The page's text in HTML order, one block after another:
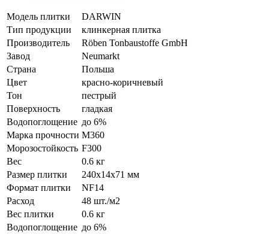
Модель плитки
DARWIN
Тип продукции
клинкерная плитка
Производитель
Röben Tonbaustoffe GmbH
Завод
Neumarkt
Страна
Польша
Цвет
красно-коричневый
Тон
пестрый
Поверхность
гладкая
Водопоглощение до 6%
Марка прочности M360
Морозостойкость F300
Вес
0.6 кг
Размер плитки
240x14x71 мм
Формат плитки
NF14
Расход
48 шт./м2
Вес плитки
0.6 кг
Водопоглощение до 6%